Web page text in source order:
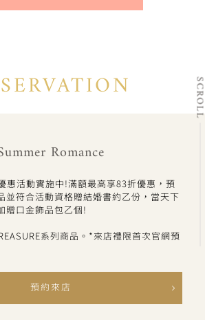
Romance
惠活動實施中!滿額最高享83折優惠，預
並符合活動資格贈結婚書約乙份，當天下
贈口金飾品包乙個!
系列商品。*來店禮限首次官網預
預約來店